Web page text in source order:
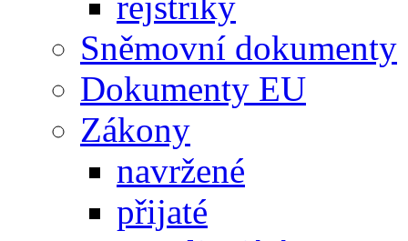
Sněmovní dokumenty
Dokumenty EU
Zákony
navržené
přijaté